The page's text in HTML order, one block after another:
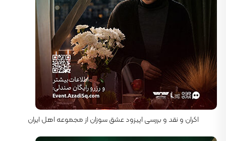
کارگردان: رضا محبی, سجاد پهلوان زاده
اکران و نقد و بررسی اپیزود عشق سوزان از مجموعه اهل ایران